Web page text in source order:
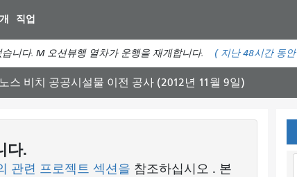
컨
텐
츠
로
직업
니다. M 오션뷰행 열차가 운행을 재개합니다. ( 지난 48시간 동안
노스 비치 공공시설물 이전 공사 (2012년 11월 9일)
다.
관련 프로젝트 섹션을 참조하십시오 . 본